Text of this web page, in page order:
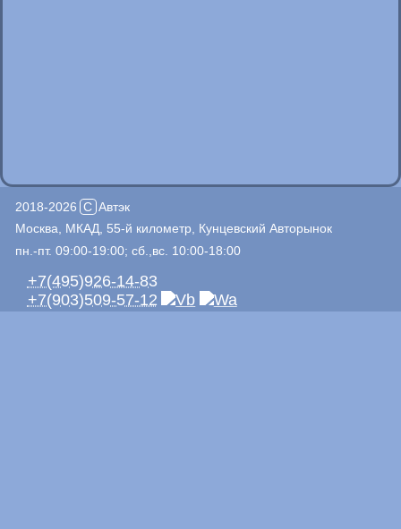
2018-2026 C Автэк
Москва, МКАД, 55-й километр, Кунцевский Авторынок
пн.-пт. 09:00-19:00; сб.,вс. 10:00-18:00
+7(495)926-14-83
+7(903)509-57-12